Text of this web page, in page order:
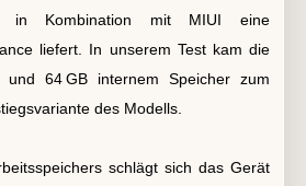
in Kombination mit MIUI eine
liefert. In unserem Test kam die
64 GB internem Speicher zum
des Modells.
schlägt sich das Gerät